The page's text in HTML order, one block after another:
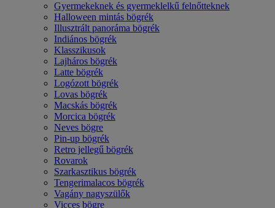
Gyermekeknek és gyermeklelkű felnőtteknek
Halloween mintás bögrék
Illusztrált panoráma bögrék
Indiános bögrék
Klasszikusok
Lajháros bögrék
Latte bögrék
Logózott bögrék
Lovas bögrék
Macskás bögrék
Morcica bögrék
Neves bögre
Pin-up bögrék
Retro jellegű bögrék
Rovarok
Szarkasztikus bögrék
Tengerimalacos bögrék
Vagány nagyszülők
Vicces bögre